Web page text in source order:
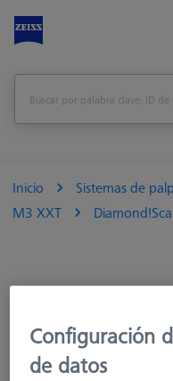
Inicio Sistemas de
M3 XXT
Configuración
de datos